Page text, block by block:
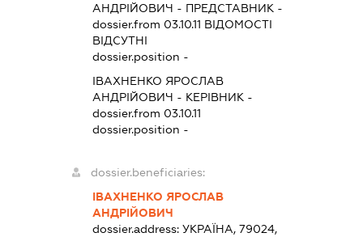
АНДРІЙОВИЧ - ПРЕДСТАВНИК -
dossier.from 03.10.11 ВІДОМОСТІ
ВІДСУТНІ
dossier.position -
ІВАХНЕНКО ЯРОСЛАВ
АНДРІЙОВИЧ - КЕРІВНИК -
dossier.from 03.10.11
dossier.position -
dossier.beneficiaries:
ІВАХНЕНКО ЯРОСЛАВ
АНДРІЙОВИЧ
dossier.address: УКРАЇНА, 79024,